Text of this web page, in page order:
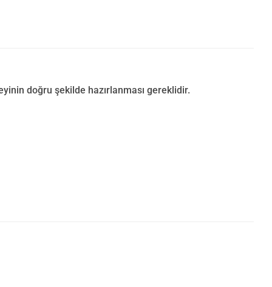
doğru şekilde hazırlanması gereklidir.